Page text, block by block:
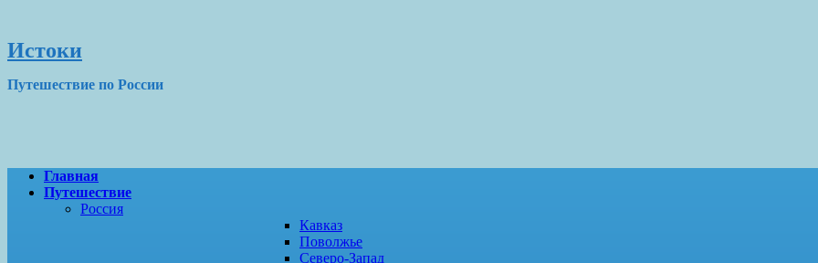
Истоки
Путешествие по России
Главная
Путешествие
Россия
Кавказ
Поволжье
Северо-Запад